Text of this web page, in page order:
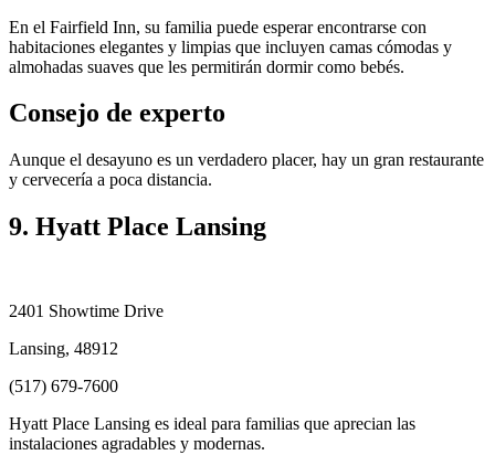
En el Fairfield Inn, su familia puede esperar encontrarse con
habitaciones elegantes y limpias que incluyen camas cómodas y
almohadas suaves que les permitirán dormir como bebés.
Consejo de experto
Aunque el desayuno es un verdadero placer, hay un gran restaurante
y cervecería a poca distancia.
9. Hyatt Place Lansing
2401 Showtime Drive
Lansing, 48912
(517) 679-7600
Hyatt Place Lansing es ideal para familias que aprecian las
instalaciones agradables y modernas.